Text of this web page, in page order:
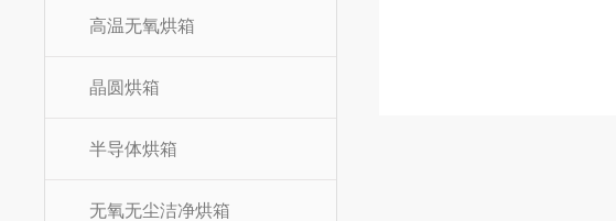
高温无氧烘箱
晶圆烘箱
半导体烘箱
无氧无尘洁净烘箱